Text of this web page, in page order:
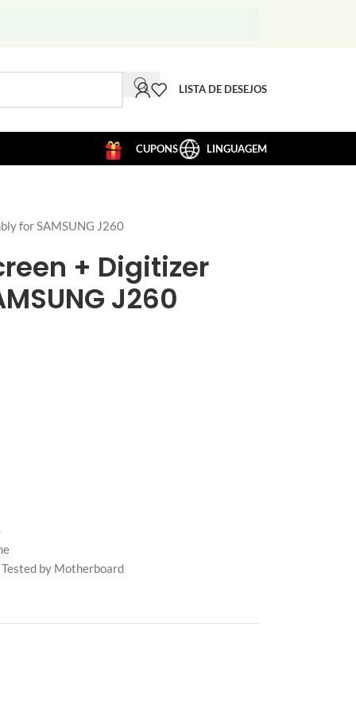
LISTA DE DESEJOS
CUPONS LINGUAGEM
for SAMSUNG J260
+ Digitizer
J260
by Motherboard